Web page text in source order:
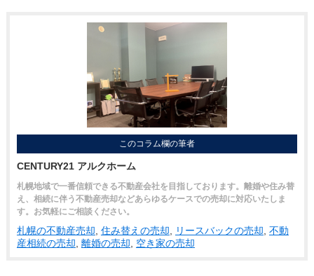
このコラム欄の筆者
CENTURY21 アルクホーム
札幌地域で一番信頼できる不動産会社を目指しております。離婚や住み替
え、相続に伴う不動産売却などあらゆるケースでの売却に対応いたしま
す。お気軽にご相談ください。
札幌の不動産売却 住み替えの売却 リースバックの売却 不動
産相続の売却 離婚の売却 空き家の売却